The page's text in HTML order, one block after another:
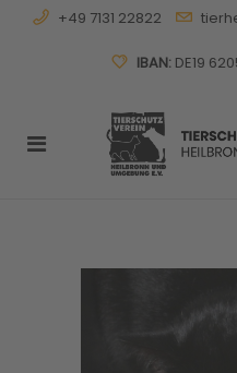
+49 7131 22822
IBAN:DE19